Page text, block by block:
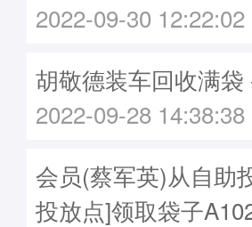
2022-09-30 12:22:02
胡敬德装车回收满袋
2022-09-28 14:38:38
会员(蔡军英)从自助
投放点]领取袋子